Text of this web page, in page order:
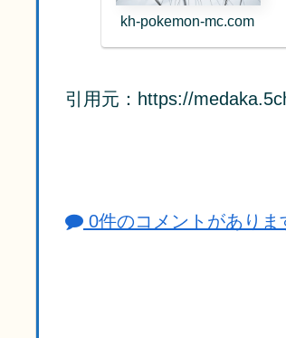
kh-pokemon-mc.com
引用元：https://
0件のコメントがありま